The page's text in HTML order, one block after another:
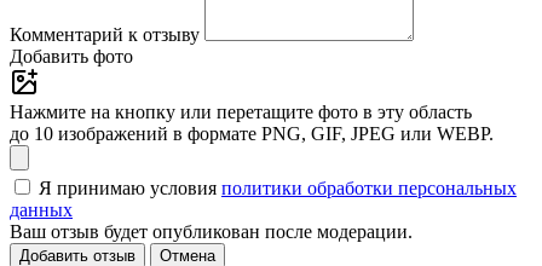
Комментарий к отзыву
Добавить фото
Нажмите на кнопку или перетащите фото в эту область
до 10 изображений в формате PNG, GIF, JPEG или WEBP.
Я принимаю условия политики обработки персональных
данных
Ваш отзыв будет опубликован после модерации.
Добавить отзыв Отмена